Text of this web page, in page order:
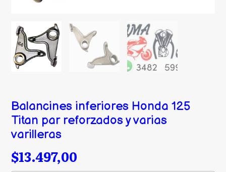
Balancines inferiores Honda 125
Titan par reforzados y varias
varilleras
$13.497,00